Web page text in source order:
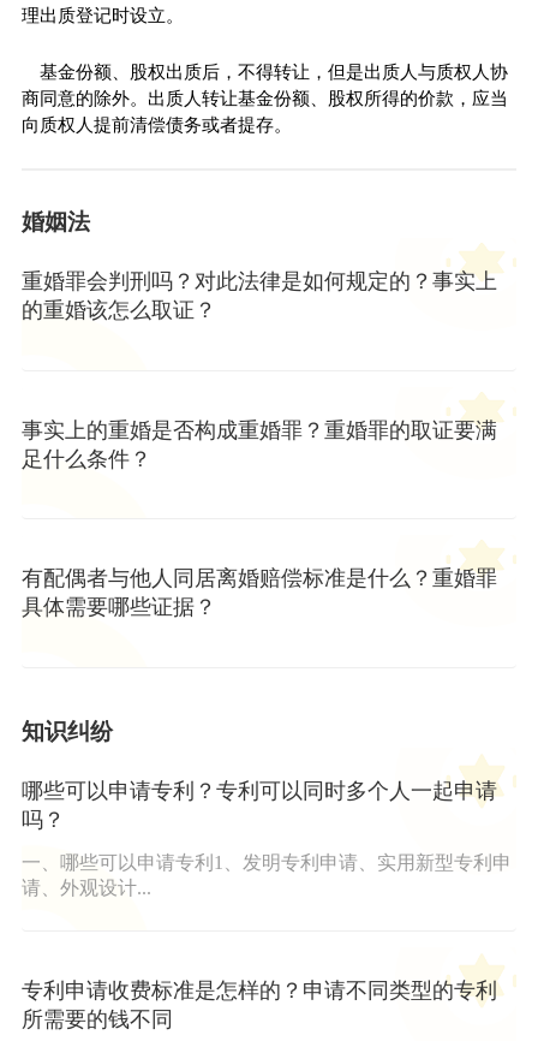
理出质登记时设立。
基金份额、股权出质后，不得转让，但是出质人与质权人协
商同意的除外。出质人转让基金份额、股权所得的价款，应当
向质权人提前清偿债务或者提存。
婚姻法
重婚罪会判刑吗？对此法律是如何规定的？事实上
的重婚该怎么取证？
事实上的重婚是否构成重婚罪？重婚罪的取证要满
足什么条件？
有配偶者与他人同居离婚赔偿标准是什么？重婚罪
具体需要哪些证据？
知识纠纷
哪些可以申请专利？专利可以同时多个人一起申请
吗？
一、哪些可以申请专利1、发明专利申请、实用新型专利申
请、外观设计...
专利申请收费标准是怎样的？申请不同类型的专利
所需要的钱不同